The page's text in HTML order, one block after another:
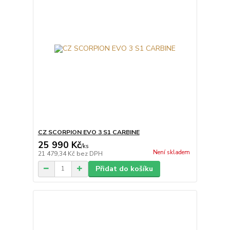
CZ SCORPION EVO 3 S1 CARBINE
25 990 Kč/ks
21 479,34 Kč bez DPH Není skladem
Přidat do košíku